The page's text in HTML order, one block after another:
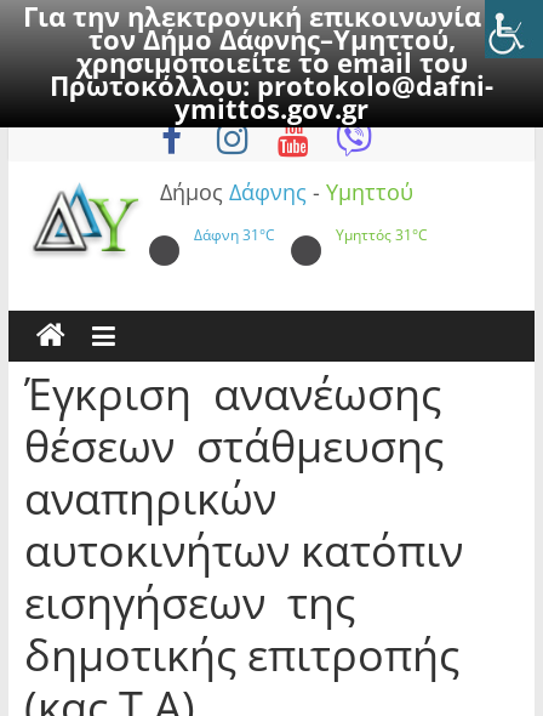
Για την ηλεκτρονική επικοινωνία με
τον Δήμο Δάφνης–Υμηττού,
χρησιμοποιείτε το email του
Πρωτοκόλλου:protokolo@dafni-
ymittos.gov.gr
to
Παρασκευή, 7 Αυγούστου 2026
Δήμος Δάφνης - Υμηττού
Δάφνη31°C Υμηττός31°C
Έγκριση ανανέωσης
θέσεων στάθμευσης
αναπηρικών
αυτοκινήτων κατόπιν
εισηγήσεων της
δημοτικής επιτροπής